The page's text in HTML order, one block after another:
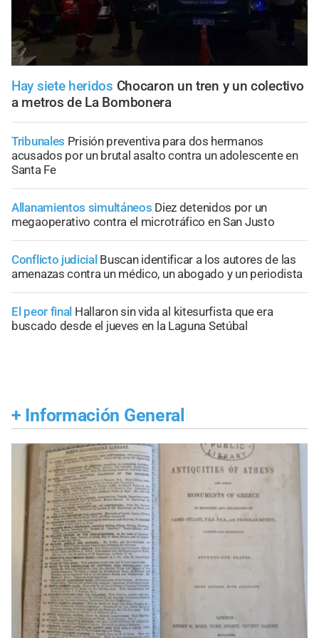
Hay siete heridos Chocaron un tren y un colectivo
a metros de La Bombonera
Tribunales Prisión preventiva para dos hermanos
acusados por un brutal asalto contra un adolescente en
Santa Fe
Allanamientos simultáneos Diez detenidos por un
megaoperativo contra el microtráfico en San Justo
Conflicto judicial Buscan identificar a los autores de las
amenazas contra un médico, un abogado y un periodista
El peor final Hallaron sin vida al kitesurfista que era
buscado desde el jueves en la Laguna Setúbal
+ Información General